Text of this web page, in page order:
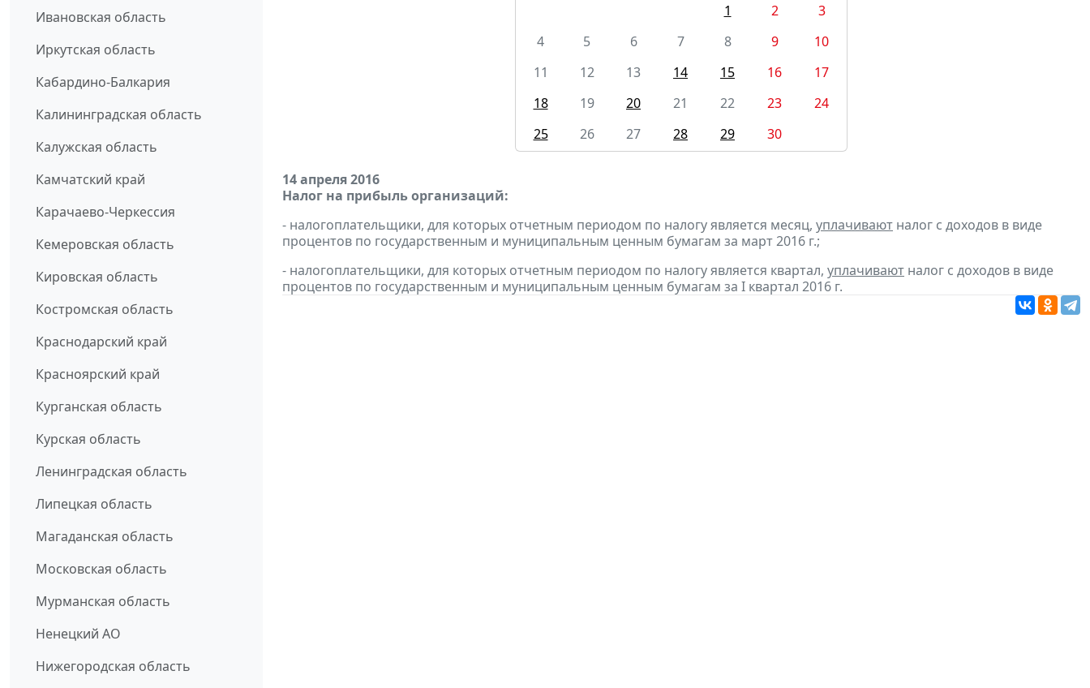
Ивановская область
Иркутская область
Кабардино-Балкария
Калининградская область
Калужская область
Камчатский край
Карачаево-Черкессия
Кемеровская область
Кировская область
Костромская область
Краснодарский край
Красноярский край
Курганская область
Курская область
Ленинградская область
Липецкая область
Магаданская область
Московская область
Мурманская область
Ненецкий АО
Нижегородская область
1
2
3
4
5 6 7 8 9
10
11
12 13 14 15 16
17
18
19 20 21 22 23
24
25
26 27 28 29 30
14 апреля 2016
Налог на прибыль организаций:
- налогоплательщики, для которых отчетным периодом по налогу является месяц, уплачивают налог с доходов в виде
процентов по государственным и муниципальным ценным бумагам за март 2016 г.;
- налогоплательщики, для которых отчетным периодом по налогу является квартал, уплачивают налог с доходов в виде
процентов по государственным и муниципальным ценным бумагам за I квартал 2016 г.